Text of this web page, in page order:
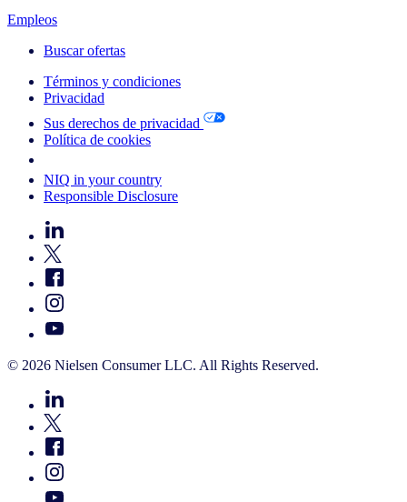
Empleos
Buscar ofertas
Términos y condiciones
Privacidad
Sus derechos de privacidad
Política de cookies
NIQ in your country
Responsible Disclosure
© 2026 Nielsen Consumer LLC. All Rights Reserved.